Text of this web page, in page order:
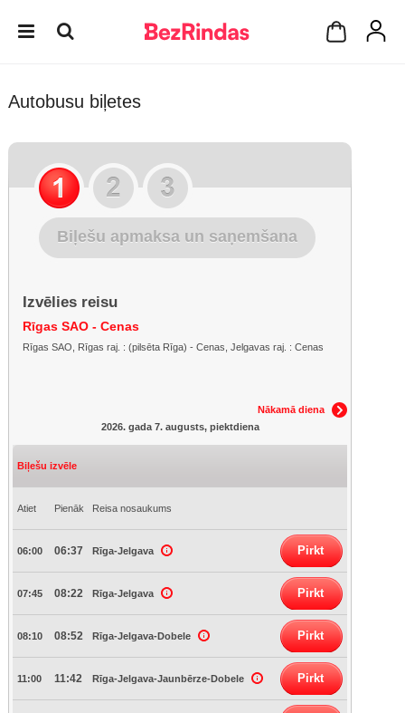
Autobusu biļetes
Biļešu apmaksa un saņemšana
Izvēlies reisu
Rīgas SAO - Cenas
Rīgas SAO, Rīgas raj. : (pilsēta Rīga) - Cenas, Jelgavas raj. : Cenas
Nākamā diena
2026. gada 7. augusts, piektdiena
Biļešu izvēle
Atiet Pienāk Reisa nosaukums
06:00 06:37 Rīga-Jelgava Pirkt
07:45 08:22 Rīga-Jelgava Pirkt
08:10 08:52 Rīga-Jelgava-Dobele Pirkt
11:00 11:42 Rīga-Jelgava-Jaunbērze-Dobele Pirkt